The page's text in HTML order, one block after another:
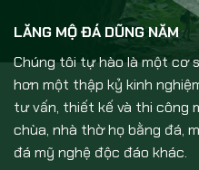
LĂNG MỘ ĐÁ DŨNG NĂM
Chúng tôi tự hào là một cơ
hơn một thập kỷ kinh
tư vấn, thiết kế và thi công
chùa, nhà thờ họ bằng đá,
đá mỹ nghệ độc đáo khác.